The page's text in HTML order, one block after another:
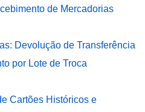
de Mercadorias
Devolução de Transferência
por Lote de Troca
Cartões Históricos e